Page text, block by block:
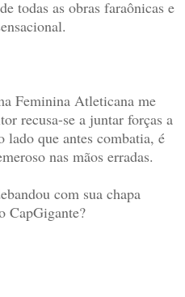
todas as obras faraônicas e
Feminina Atleticana me
recusa-se a juntar forças a
lado que antes combatia, é
nas mãos erradas.
com sua chapa
CapGigante?